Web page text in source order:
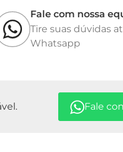
Fale com nossa
Tire suas dúvidas
Whatsapp
Fale